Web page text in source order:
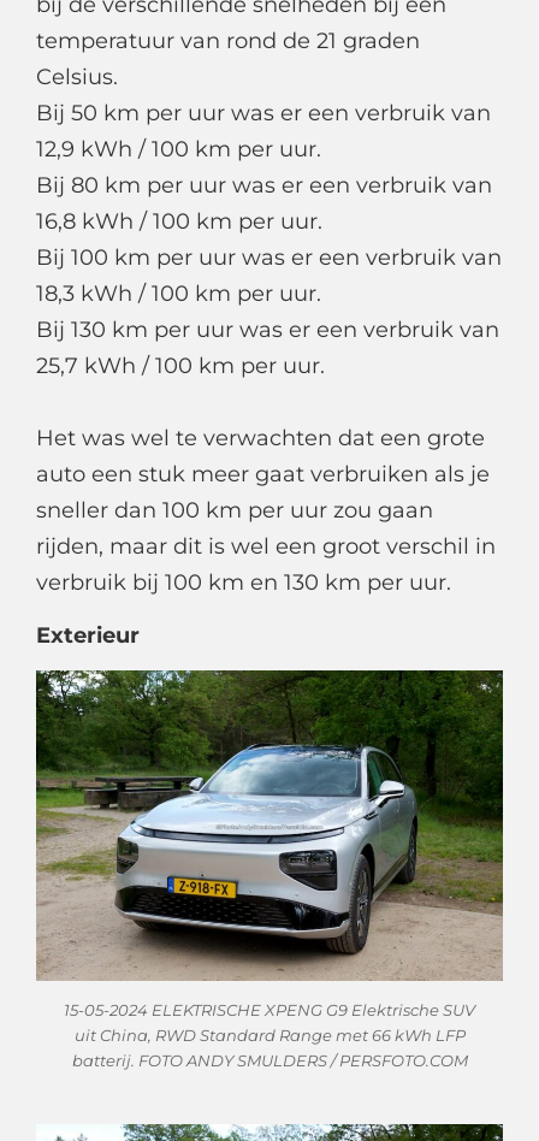
temperatuur van rond de 21 graden
Celsius.
Bij 50 km per uur was er een verbruik van
12,9 kWh / 100 km per uur.
Bij 80 km per uur was er een verbruik van
16,8 kWh / 100 km per uur.
Bij 100 km per uur was er een verbruik van
18,3 kWh / 100 km per uur.
Bij 130 km per uur was er een verbruik van
25,7 kWh / 100 km per uur.
Het was wel te verwachten dat een grote
auto een stuk meer gaat verbruiken als je
sneller dan 100 km per uur zou gaan
rijden, maar dit is wel een groot verschil in
verbruik bij 100 km en 130 km per uur.
Exterieur
15-05-2024 ELEKTRISCHE XPENG G9 Elektrische SUV
uit China, RWD Standard Range met 66 kWh LFP
batterij. FOTO ANDY SMULDERS / PERSFOTO.COM